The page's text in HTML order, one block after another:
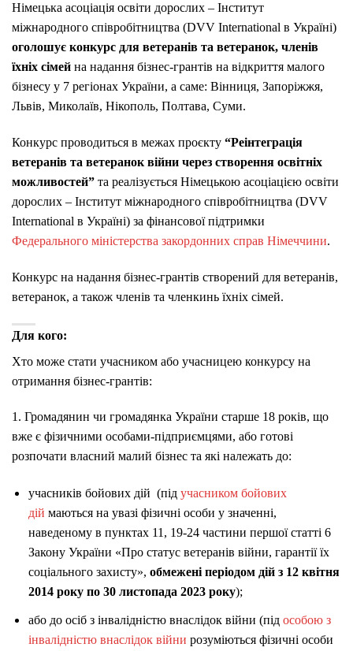
Німецька асоціація освіти дорослих – Інститут
міжнародного співробітництва (DVV International в Україні)
оголошує конкурс для ветеранів та ветеранок, членів
їхніх сімей на надання бізнес-грантів на відкриття малого
бізнесу у 7 регіонах України, а саме: Вінниця, Запоріжжя,
Львів, Миколаїв, Нікополь, Полтава, Суми.
Конкурс проводиться в межах проєкту “Реінтеграція
ветеранів та ветеранок війни через створення освітніх
можливостей” та реалізується Німецькою асоціацією освіти
дорослих – Інститут міжнародного співробітництва (DVV
International в Україні) за фінансової підтримки
Федерального міністерства закордонних справ Німеччини.
Конкурс на надання бізнес-грантів створений для ветеранів,
ветеранок, а також членів та членкинь їхніх сімей.
Для кого:
Хто може стати учасником або учасницею конкурсу на
отримання бізнес-грантів:
1. Громадянин чи громадянка України старше 18 років, що
вже є фізичними особами-підприємцями, або готові
розпочати власний малий бізнес та які належать до:
учасників бойових дій (під учасником бойових
дій маються на увазі фізичні особи у значенні,
наведеному в пунктах 11, 19-24 частини першої статті 6
Закону України «Про статус ветеранів війни, гарантії їх
соціального захисту», обмежені періодом дій з 12 квітня
2014 року по 30 листопада 2023 року);
або до осіб з інвалідністю внаслідок війни (під особою з
інвалідністю внаслідок війни розуміються фізичні особи